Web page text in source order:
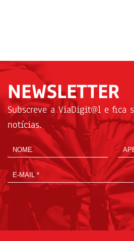
NEWSLETTER
Subscreve a ViaDigit@l e fica
notícias.